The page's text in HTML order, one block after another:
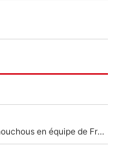
Olise, Doué, Cherki… Zidane a déjà choisi ses chouchous en équipe de France ? L’IA annonce des surprises sans Kylian Mbappé !